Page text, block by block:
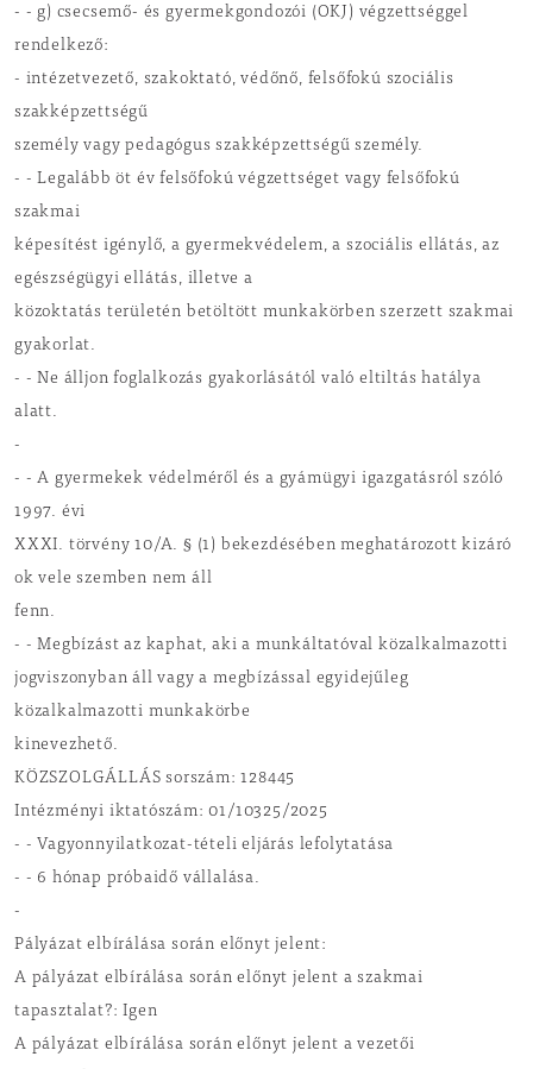
- - g) csecsemő- és gyermekgondozói (OKJ) végzettséggel
rendelkező:
- intézetvezető, szakoktató, védőnő, felsőfokú szociális
szakképzettségű
személy vagy pedagógus szakképzettségű személy.
- - Legalább öt év felsőfokú végzettséget vagy felsőfokú
szakmai
képesítést igénylő, a gyermekvédelem, a szociális ellátás, az
egészségügyi ellátás, illetve a
közoktatás területén betöltött munkakörben szerzett szakmai
gyakorlat.
- - Ne álljon foglalkozás gyakorlásától való eltiltás hatálya
alatt.
-
- - A gyermekek védelméről és a gyámügyi igazgatásról szóló
1997. évi
XXXI. törvény 10/A. § (1) bekezdésében meghatározott kizáró
ok vele szemben nem áll
fenn.
- - Megbízást az kaphat, aki a munkáltatóval közalkalmazotti
jogviszonyban áll vagy a megbízással egyidejűleg
közalkalmazotti munkakörbe
kinevezhető.
KÖZSZOLGÁLLÁS sorszám: 128445
Intézményi iktatószám: 01/10325/2025
- - Vagyonnyilatkozat-tételi eljárás lefolytatása
- - 6 hónap próbaidő vállalása.
-
Pályázat elbírálása során előnyt jelent:
A pályázat elbírálása során előnyt jelent a szakmai
tapasztalat?: Igen
A pályázat elbírálása során előnyt jelent a vezetői